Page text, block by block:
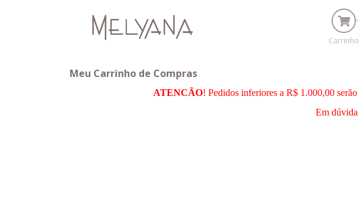
Carrinho
Meu Carrinho de Compras
ATENCÃO! Pedidos inferiores a R$ 1.000,00
Em dúvida